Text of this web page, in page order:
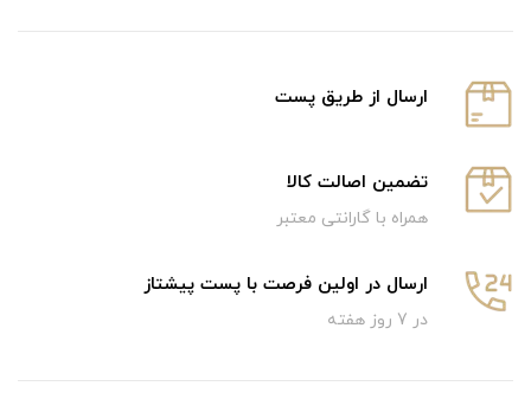
ارسال از طریق پست
تضمین اصالت کالا
همراه با گارانتی معتبر
ارسال در اولین فرصت با پست پیشتاز
در 7 روز هفته